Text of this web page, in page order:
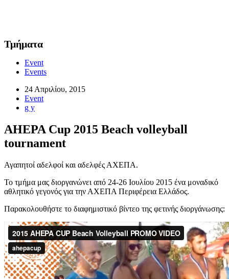
Τμήματα
Event
Events
24 Απριλίου, 2015
Event
g y
AHEPA Cup 2015 Beach volleyball
tournament
Αγαπητοί αδελφοί και αδελφές ΑΧΕΠΑ.
Το τμήμα μας διοργανώνει από 24-26 Ιουλίου 2015 ένα μοναδικό
αθλητικό γεγονός για την ΑΧΕΠΑ Περιφέρεια Ελλάδος.
Παρακολουθήστε το διαφημιστικό βίντεο της φετινής διοργάνωσης: